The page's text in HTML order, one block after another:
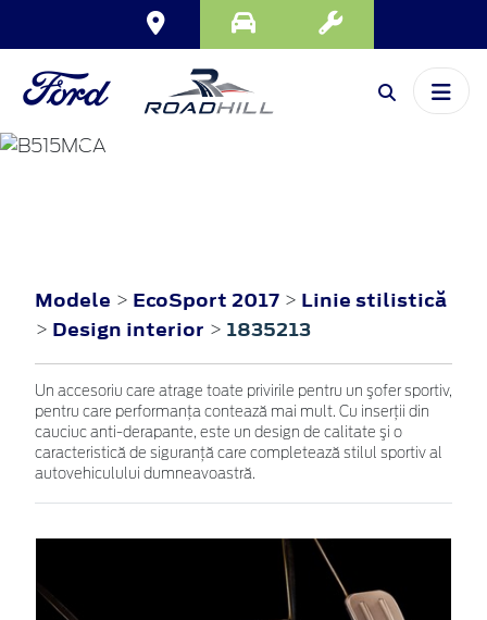
ECOSPORT
Modele > EcoSport 2017 > Linie stilistică
> Design interior > 1835213
Un accesoriu care atrage toate privirile pentru un şofer sportiv,
pentru care performanţa contează mai mult. Cu inserţii din
cauciuc anti-derapante, este un design de calitate şi o
caracteristică de siguranţă care completează stilul sportiv al
autovehiculului dumneavoastră.